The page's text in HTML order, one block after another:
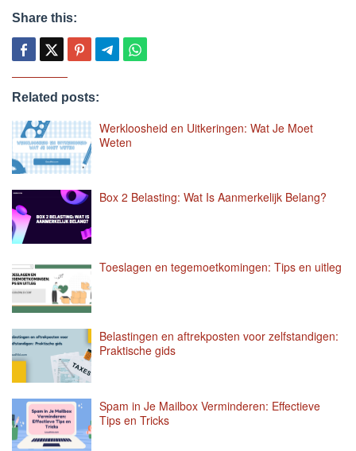
Share this:
Related posts:
Werkloosheid en Uitkeringen: Wat Je Moet
Weten
Box 2 Belasting: Wat Is Aanmerkelijk Belang?
Toeslagen en tegemoetkomingen: Tips en uitleg
Belastingen en aftrekposten voor zelfstandigen:
Praktische gids
Spam in Je Mailbox Verminderen: Effectieve
Tips en Tricks